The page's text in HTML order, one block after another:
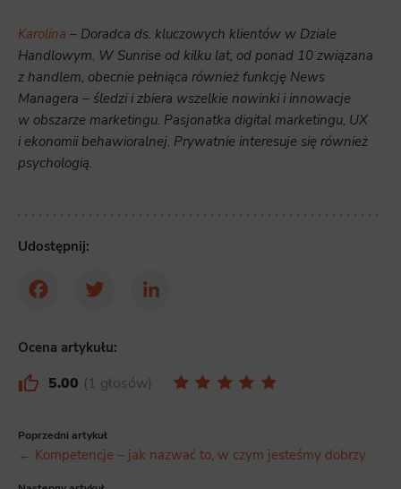
Karolina – Doradca ds. kluczowych klientów w Dziale
Handlowym. W Sunrise od kilku lat, od ponad 10 związana
z handlem, obecnie pełniąca również funkcję News
Managera – śledzi i zbiera wszelkie nowinki i innowacje
w obszarze marketingu. Pasjonatka digital marketingu, UX
i ekonomii behawioralnej. Prywatnie interesuje się również
psychologią.
Udostępnij:
FacebookTwitter LinkedIn
Ocena artykułu:
5.00 1 głosów
Poprzedni artykuł
← Kompetencje – jak nazwać to, w czym jesteśmy dobrzy